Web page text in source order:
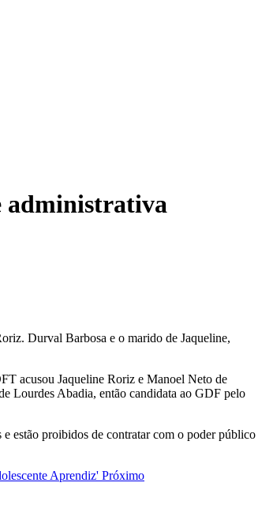
administrativa
Durval Barbosa e o marido de Jaqueline,
acusou Jaqueline Roriz e Manoel Neto de
Lourdes Abadia, então candidata ao GDF pelo
estão proibidos de contratar com o poder público
Aprendiz' Próximo